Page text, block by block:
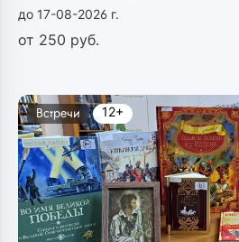
до 17-08-2026 г.
от 250 руб.
Встречи 12+